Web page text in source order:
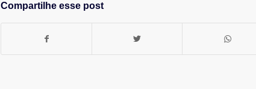
Compartilhe esse post